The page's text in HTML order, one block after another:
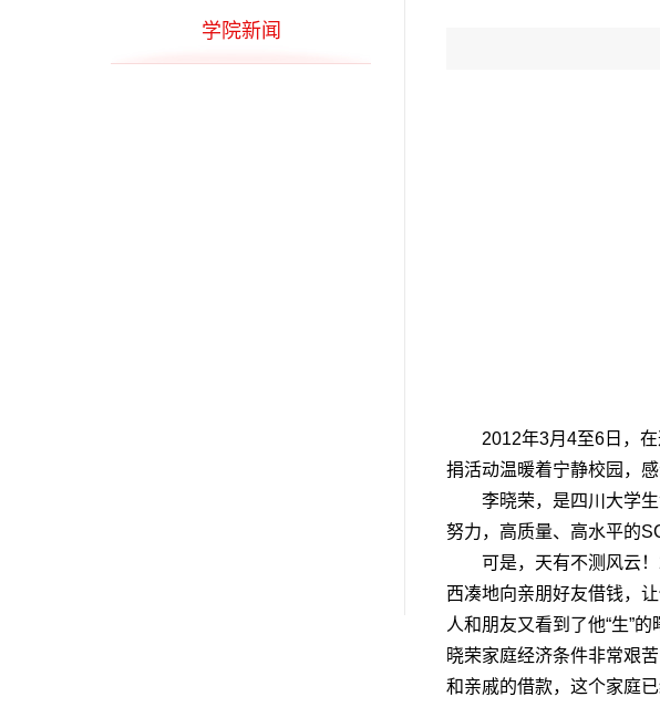
学院新闻
2012年3月4至6日，
捐活动温暖着宁静校园，感
李晓荣，是四川大学
努力，高质量、高水平的
可是，天有不测风云
西凑地向亲朋好友借钱，
人和朋友又看到了他“生”
晓荣家庭经济条件非常艰
和亲戚的借款，这个家庭